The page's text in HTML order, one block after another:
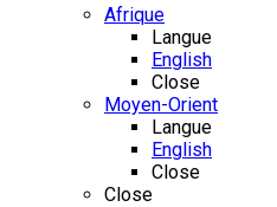
Afrique
Langue
English
Close
Moyen-Orient
Langue
English
Close
Close